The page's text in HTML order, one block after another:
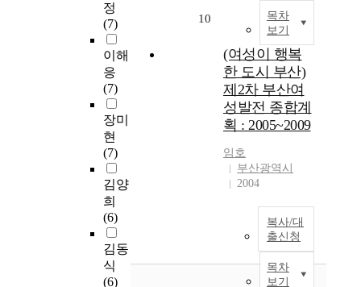
정
(7)
이해
응
(7)
장미
현
(7)
김양
희
(6)
김동
식
(6)
목차
보기
10
(여성이 행복
한 도시 부산)
제2차 부산여
성발전 종합계
획 : 2005~2009
임호
부산광역시
2004
복사/대
출신청
목차
보기